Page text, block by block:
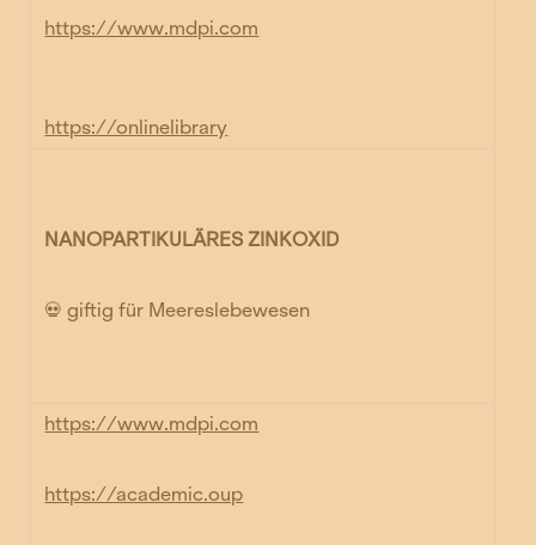
https://www.mdpi.com
https://onlinelibrary
NANOPARTIKULÄRES ZINKOXID
💀 giftig für Meereslebewesen
https://www.mdpi.com
https://academic.oup